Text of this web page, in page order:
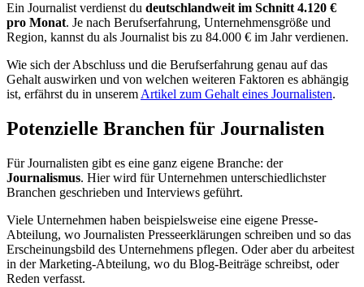
Ein Journalist verdienst du deutschlandweit im Schnitt 4.120 €
pro Monat. Je nach Berufserfahrung, Unternehmensgröße und
Region, kannst du als Journalist bis zu 84.000 € im Jahr verdienen.
Wie sich der Abschluss und die Berufserfahrung genau auf das
Gehalt auswirken und von welchen weiteren Faktoren es abhängig
ist, erfährst du in unseremArtikel zum Gehalt eines Journalisten.
Potenzielle Branchen für Journalisten
Für Journalisten gibt es eine ganz eigene Branche: der
Journalismus. Hier wird für Unternehmen unterschiedlichster
Branchen geschrieben und Interviews geführt.
Viele Unternehmen haben beispielsweise eine eigene Presse-
Abteilung, wo Journalisten Presseerklärungen schreiben und so das
Erscheinungsbild des Unternehmens pflegen. Oder aber du arbeitest
in der Marketing-Abteilung, wo du Blog-Beiträge schreibst, oder
Reden verfasst.